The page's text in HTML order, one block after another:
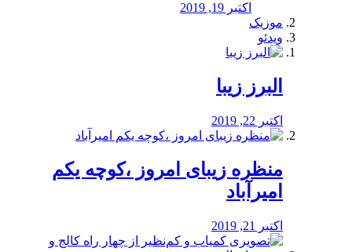
اکتبر 19, 2019
موزیک
ویدئو
البرز زیبا
اکتبر 22, 2019
منظره‌‌ زیبای امروز ،کوچه یکم
امیرآباد
اکتبر 21, 2019